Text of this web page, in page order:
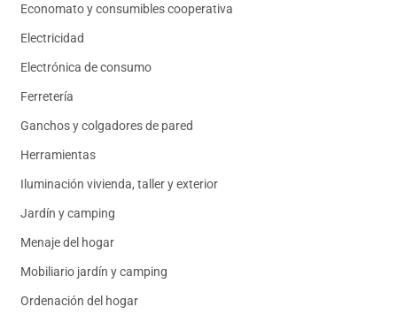
Economato y consumibles cooperativa
Electricidad
Electrónica de consumo
Ferretería
Ganchos y colgadores de pared
Herramientas
Iluminación vivienda, taller y exterior
Jardín y camping
Menaje del hogar
Mobiliario jardín y camping
Ordenación del hogar